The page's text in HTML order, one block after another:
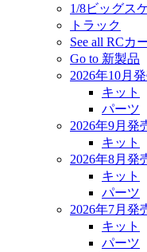
1/8ビッグス
トラック
See all RCカ
Go to 新製品
2026年10月
キット
パーツ
2026年9月発
キット
2026年8月発
キット
パーツ
2026年7月発
キット
パーツ